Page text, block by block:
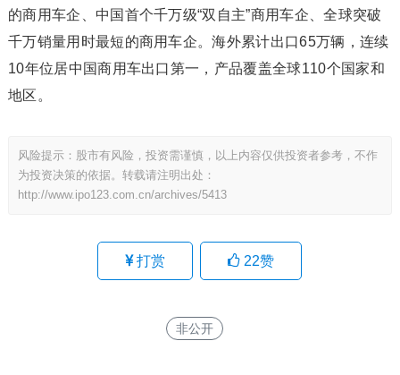
的商用车企、中国首个千万级“双自主”商用车企、全球突破
千万销量用时最短的商用车企。海外累计出口65万辆，连续
10年位居中国商用车出口第一，产品覆盖全球110个国家和
地区。
风险提示：股市有风险，投资需谨慎，以上内容仅供投资者参考，不作
为投资决策的依据。转载请注明出处：
http://www.ipo123.com.cn/archives/5413
打赏 22赞
非公开